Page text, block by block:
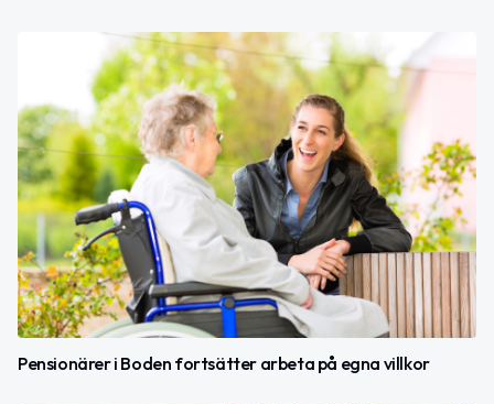
Pensionärer i Boden fortsätter arbeta på egna villkor